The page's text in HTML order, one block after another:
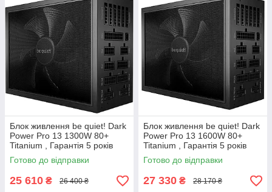
Блок живлення be quiet! Dark
Power Pro 13 1300W 80+
Titanium , Гарантія 5 років
Готово до відправки
25 610 ₴ 26 400 ₴
Блок живлення be quiet! Dark
Power Pro 13 1600W 80+
Titanium , Гарантія 5 років
Готово до відправки
27 330 ₴ 28 170 ₴